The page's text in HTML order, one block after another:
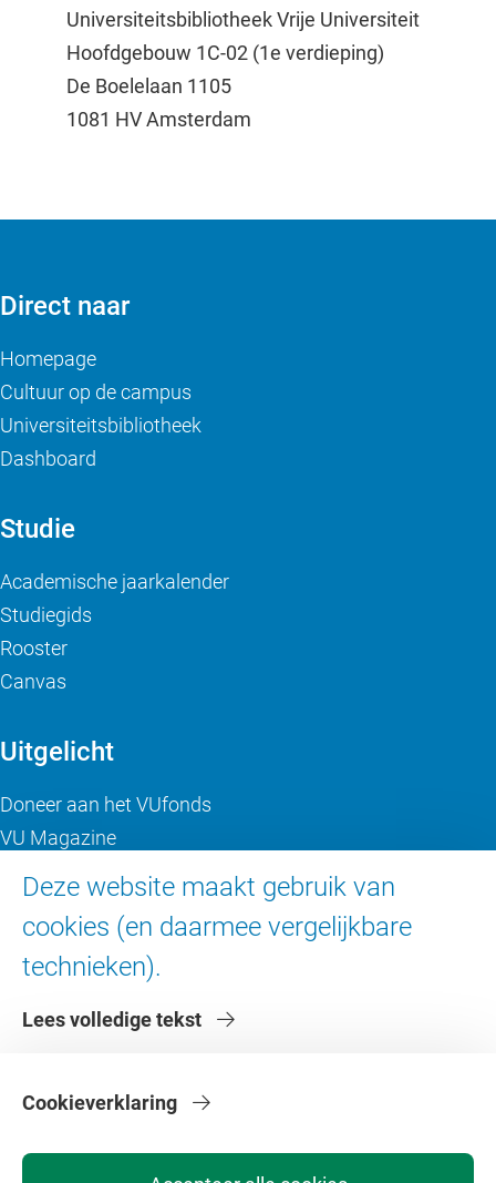
Universiteitsbibliotheek Vrije Universiteit
Hoofdgebouw 1C-02 (1e verdieping)
De Boelelaan 1105
1081 HV Amsterdam
Deze website maakt gebruik van
cookies (en daarmee vergelijkbare
technieken).
Lees volledige tekst
Cookieverklaring
Direct naar
Homepage
Cultuur op de campus
Universiteitsbibliotheek
Dashboard
Studie
Academische jaarkalender
Studiegids
Rooster
Canvas
Uitgelicht
Doneer aan het VUfonds
VU Magazine
Ad Valvas
Over de VU
Contact en route
Faculteiten